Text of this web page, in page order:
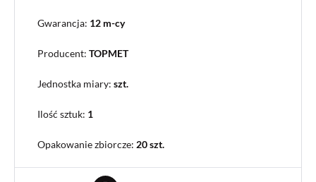
Gwarancja: 12 m-cy
Producent: TOPMET
Jednostka miary: szt.
Ilość sztuk: 1
Opakowanie zbiorcze: 20 szt.